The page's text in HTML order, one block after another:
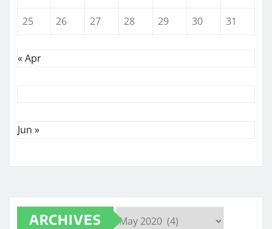
25
26 27 28 29 30 31
« Apr
Jun »
ARCHIVES